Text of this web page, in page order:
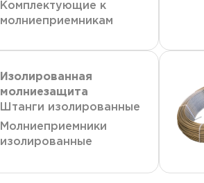
Комплектующие к
молниеприемникам
Изолированная
молниезащита
Штанги изолированные
Молниеприемники
изолированные